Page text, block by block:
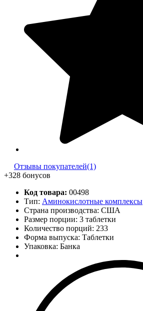
Отзывы покупателей(1)
+328 бонусов
Код товара: 00498
Тип: Аминокислотные комплексы
Страна производства: США
Размер порции: 3 таблетки
Количество порций: 233
Форма выпуска: Таблетки
Упаковка: Банка